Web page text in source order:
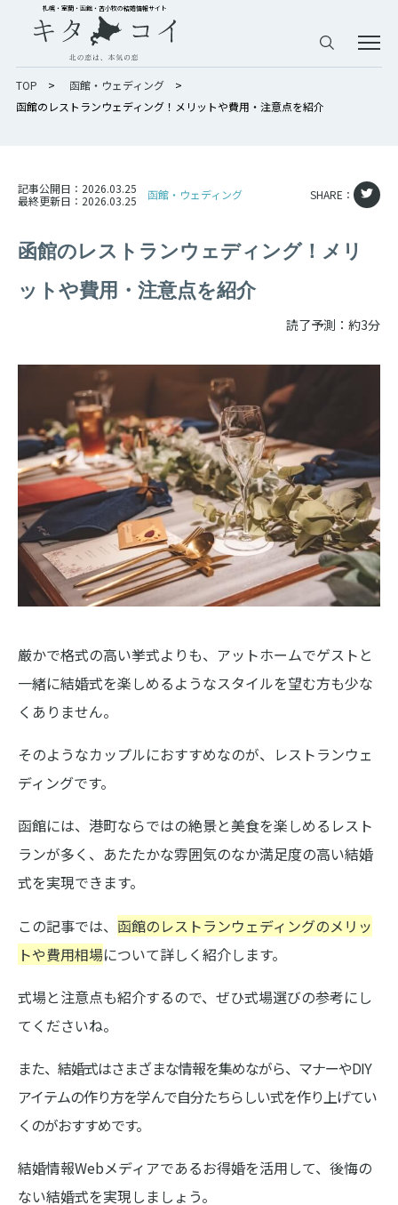
札幌・室蘭・函館・苫小牧の結婚情報サイト
TOP > 函館・ウェディング>
函館のレストランウェディング！メリットや費用・注意点を紹介
記事公開日： 2026.03.25
最終更新日： 2026.03.25 函館・ウェディング SHARE：
函館のレストランウェディング！メリ
ットや費用・注意点を紹介
読了予測：約3分
厳かで格式の高い挙式よりも、アットホームでゲストと
一緒に結婚式を楽しめるようなスタイルを望む方も少な
くありません。
そのようなカップルにおすすめなのが、レストランウェ
ディングです。
函館には、港町ならではの絶景と美食を楽しめるレスト
ランが多く、あたたかな雰囲気のなか満足度の高い結婚
式を実現できます。
この記事では、 函館のレストランウェディングのメリッ
トや費用相場について詳しく紹介します。
式場と注意点も紹介するので、ぜひ式場選びの参考にし
てくださいね。
また、結婚式はさまざまな情報を集めながら、マナーやDIY
アイテムの作り方を学んで自分たちらしい式を作り上げてい
くのがおすすめです。
結婚情報Webメディアであるお得婚を活用して、後悔の
ない結婚式を実現しましょう。